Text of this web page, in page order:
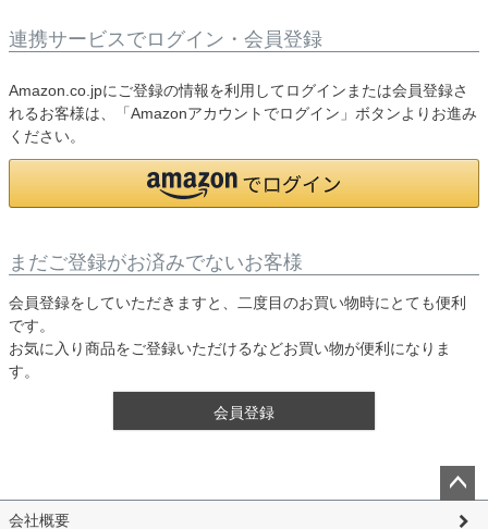
連携サービスでログイン・会員登録
Amazon.co.jpにご登録の情報を利用してログインまたは会員登録さ
れるお客様は、「Amazonアカウントでログイン」ボタンよりお進み
ください。
まだご登録がお済みでないお客様
会員登録をしていただきますと、二度目のお買い物時にとても便利
です。
お気に入り商品をご登録いただけるなどお買い物が便利になりま
す。
会員登録
ペー
会社概要